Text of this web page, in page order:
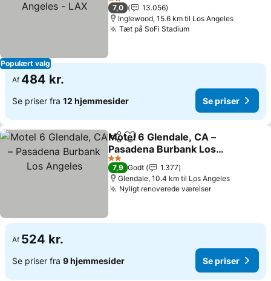
Populært valg
2 Stjerner
7,0
13.056
Inglewood, 15.6 km til Los Angeles
Tæt på SoFi StadiumSe priser
Af 484 kr.
Se priser fra 12 hjemmesider Se priser
Del Føj til favoritter
Motel 6 Glendale, CA –
Pasadena Burbank Los
Angeles
Se priser
2 Stjerner
7,9 Godt
1.377
Glendale, 10.4 km til Los Angeles
Nyligt renoverede værelserSe priser
Af 524 kr.
Se priser fra 9 hjemmesider Se priser